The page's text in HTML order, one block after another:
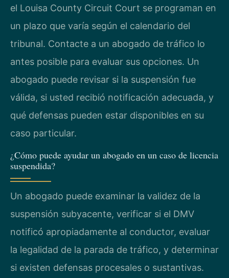
el Louisa County Circuit Court se programan en
un plazo que varía según el calendario del
tribunal. Contacte a un abogado de tráfico lo
antes posible para evaluar sus opciones. Un
abogado puede revisar si la suspensión fue
válida, si usted recibió notificación adecuada, y
qué defensas pueden estar disponibles en su
caso particular.
¿Cómo puede ayudar un abogado en un caso de licencia
suspendida?
Un abogado puede examinar la validez de la
suspensión subyacente, verificar si el DMV
notificó apropiadamente al conductor, evaluar
la legalidad de la parada de tráfico, y determinar
si existen defensas procesales o sustantivas.